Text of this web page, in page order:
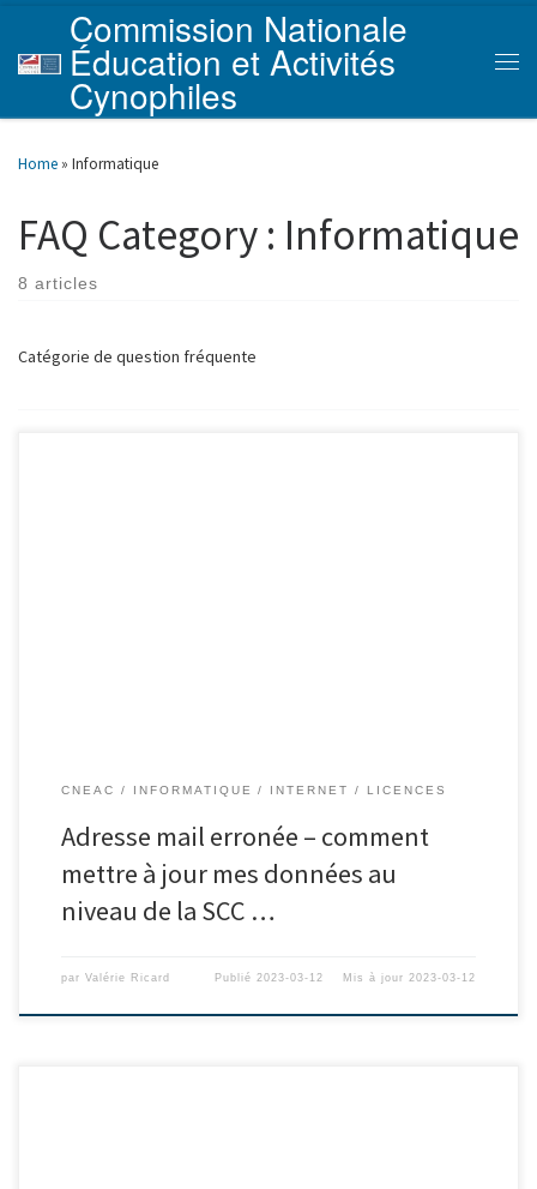
Skip to content
Commission Nationale
Éducation et Activités
Cynophiles
Home » Informatique
FAQ Category : Informatique
8 articles
Catégorie de question fréquente
CNEAC INFORMATIQUE INTERNET LICENCES
Adresse mail erronée – comment
mettre à jour mes données au
niveau de la SCC …
par Valérie Ricard Publié2023-03-12 Mis à jour2023-03-12